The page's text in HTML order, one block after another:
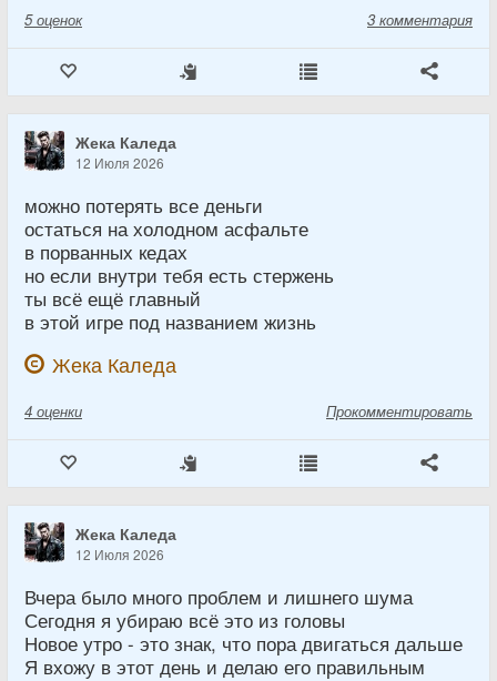
5 оценок 3 комментария
Жека Каледа
12 Июля 2026
можно потерять все деньги
остаться на холодном асфальте
в порванных кедах
но если внутри тебя есть стержень
ты всё ещё главный
в этой игре под названием жизнь
Жека Каледа
4 оценки Прокомментировать
Жека Каледа
12 Июля 2026
Вчера было много проблем и лишнего шума
Сегодня я убираю всё это из головы
Новое утро - это знак, что пора двигаться дальше
Я вхожу в этот день и делаю его правильным